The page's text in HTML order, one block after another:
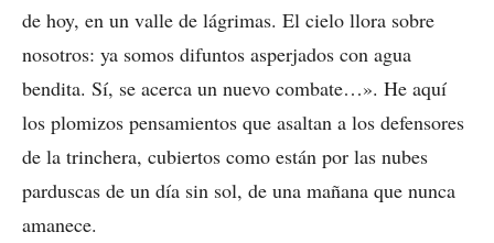
de hoy, en un valle de lágrimas. El cielo llora sobre
nosotros: ya somos difuntos asperjados con agua
bendita. Sí, se acerca un nuevo combate…». He aquí
los plomizos pensamientos que asaltan a los defensores
de la trinchera, cubiertos como están por las nubes
parduscas de un día sin sol, de una mañana que nunca
amanece.